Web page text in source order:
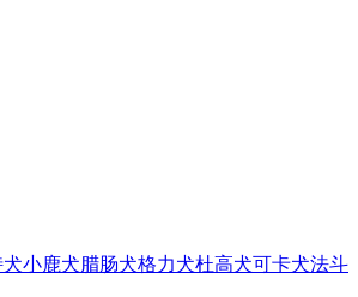
犬小鹿犬腊肠犬格力犬杜高犬可卡犬法斗